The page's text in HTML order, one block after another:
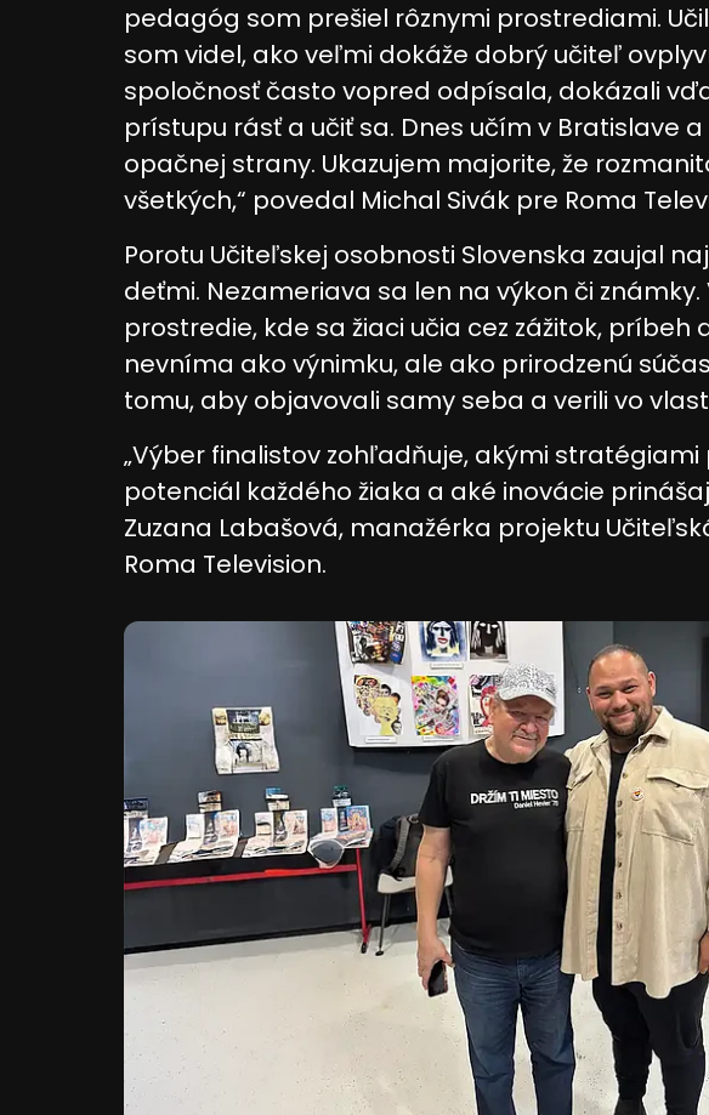
pedagóg som prešiel rôznymi prostrediami.
som videl, ako veľmi dokáže dobrý učiteľ
spoločnosť často vopred odpísala, dokázali
prístupu rásť a učiť sa. Dnes učím v Bratislave a
opačnej strany. Ukazujem majorite, že
všetkých,“ povedal Michal Sivák pre Roma
Porotu Učiteľskej osobnosti Slovenska zaujal
deťmi. Nezameriava sa len na výkon či
prostredie, kde sa žiaci učia cez zážitok, príbeh
nevníma ako výnimku, ale ako prirodzenú
tomu, aby objavovali samy seba a verili vo
„Výber finalistov zohľadňuje, akými
potenciál každého žiaka a aké inovácie
Zuzana Labašová, manažérka projektu
Roma Television.
Meranie výkonnosti reklamy
Meranie výkonnosti obsahu
Pochopiť cieľové skupiny na základe štatistík alebo spájania údajov z
Vývoj a zlepšovanie služieb
Použitie obmedzených údajov na výber obsahu
Špeciálne funkcie IAB:
Používanie presných údajov o geografickej polohe
Identifikácia zariadení na základe aktívne vyžiadaných informácií
Účely spracovania, ktoré nie sú v kompetencii IAB: